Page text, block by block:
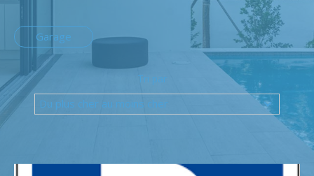
Garage
Tri par
Du plus cher au moins cher
bien
Budget
Budget
Surface